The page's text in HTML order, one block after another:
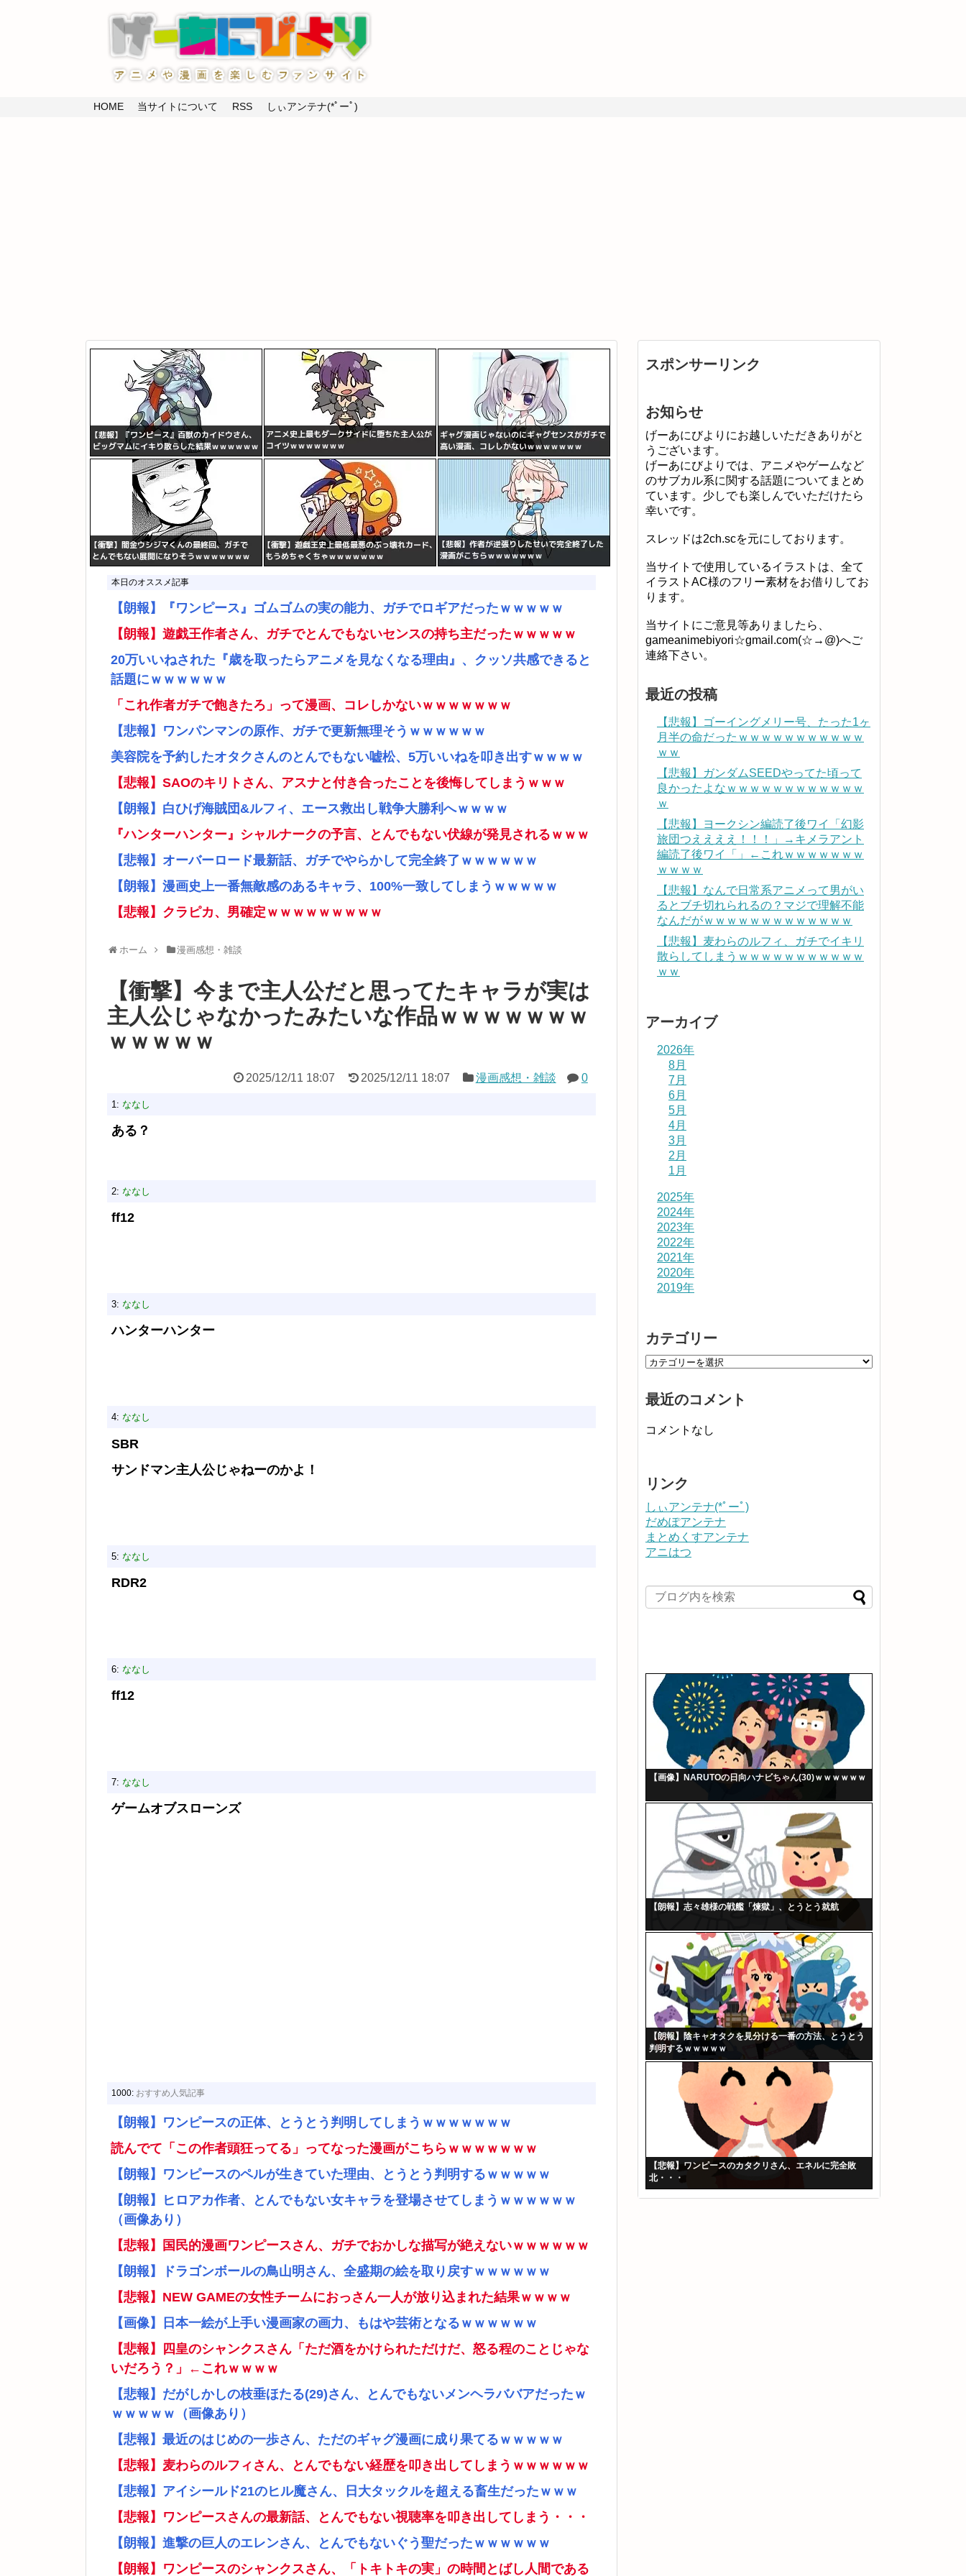
HOME 当サイトについて RSS しぃアンテナ(*ﾟーﾟ)
本日のオススメ記事
【朗報】『ワンピース』ゴムゴムの実の能力、ガチでロギアだったｗｗｗｗｗ
【朗報】遊戯王作者さん、ガチでとんでもないセンスの持ち主だったｗｗｗｗｗ
20万いいねされた『歳を取ったらアニメを見なくなる理由』、クッソ共感できると
話題にｗｗｗｗｗｗ
「これ作者ガチで飽きたろ」って漫画、コレしかないｗｗｗｗｗｗｗ
【悲報】ワンパンマンの原作、ガチで更新無理そうｗｗｗｗｗｗ
美容院を予約したオタクさんのとんでもない嘘松、5万いいねを叩き出すｗｗｗｗ
【悲報】SAOのキリトさん、アスナと付き合ったことを後悔してしまうｗｗｗ
【朗報】白ひげ海賊団&ルフィ、エース救出し戦争大勝利へｗｗｗｗ
『ハンターハンター』シャルナークの予言、とんでもない伏線が発見されるｗｗｗ
【悲報】オーバーロード最新話、ガチでやらかして完全終了ｗｗｗｗｗｗ
【朗報】漫画史上一番無敵感のあるキャラ、100%一致してしまうｗｗｗｗｗ
【悲報】クラピカ、男確定ｗｗｗｗｗｗｗｗｗ
ホーム 漫画感想・雑談
【衝撃】今まで主人公だと思ってたキャラが実は
主人公じゃなかったみたいな作品ｗｗｗｗｗｗｗ
ｗｗｗｗｗ
2025/12/11 18:07 2025/12/11 18:07 漫画感想・雑談 0
1: ななし
ある？
2: ななし
ff12
3: ななし
ハンターハンター
4: ななし
SBR
サンドマン主人公じゃねーのかよ！
5: ななし
RDR2
6: ななし
ff12
7: ななし
ゲームオブスローンズ
1000: おすすめ人気記事
【朗報】ワンピースの正体、とうとう判明してしまうｗｗｗｗｗｗｗ
読んでて「この作者頭狂ってる」ってなった漫画がこちらｗｗｗｗｗｗｗ
【朗報】ワンピースのペルが生きていた理由、とうとう判明するｗｗｗｗｗ
【朗報】ヒロアカ作者、とんでもない女キャラを登場させてしまうｗｗｗｗｗｗ
（画像あり）
【悲報】国民的漫画ワンピースさん、ガチでおかしな描写が絶えないｗｗｗｗｗｗ
【朗報】ドラゴンボールの鳥山明さん、全盛期の絵を取り戻すｗｗｗｗｗｗ
【悲報】NEW GAMEの女性チームにおっさん一人が放り込まれた結果ｗｗｗｗ
【画像】日本一絵が上手い漫画家の画力、もはや芸術となるｗｗｗｗｗｗ
【悲報】四皇のシャンクスさん「ただ酒をかけられただけだ、怒る程のことじゃな
いだろう？」←これｗｗｗｗ
【悲報】だがしかしの枝垂ほたる(29)さん、とんでもないメンヘラババアだったｗ
ｗｗｗｗｗ（画像あり）
【悲報】最近のはじめの一歩さん、ただのギャグ漫画に成り果てるｗｗｗｗｗ
【悲報】麦わらのルフィさん、とんでもない経歴を叩き出してしまうｗｗｗｗｗｗ
【悲報】アイシールド21のヒル魔さん、日大タックルを超える畜生だったｗｗｗ
【悲報】ワンピースさんの最新話、とんでもない視聴率を叩き出してしまう・・・
【朗報】進撃の巨人のエレンさん、とんでもないぐう聖だったｗｗｗｗｗｗ
【朗報】ワンピースのシャンクスさん、「トキトキの実」の時間とばし人間である
スポンサーリンク
お知らせ
げーあにびよりにお越しいただきありがと
うございます。
げーあにびよりでは、アニメやゲームなど
のサブカル系に関する話題についてまとめ
ています。少しでも楽しんでいただけたら
幸いです。
スレッドは2ch.scを元にしております。
当サイトで使用しているイラストは、全て
イラストAC様のフリー素材をお借りしてお
ります。
当サイトにご意見等ありましたら、
gameanimebiyori☆gmail.com(☆→@)へご
連絡下さい。
最近の投稿
【悲報】ゴーイングメリー号、たった1ヶ
月半の命だったｗｗｗｗｗｗｗｗｗｗｗ
ｗｗ
【悲報】ガンダムSEEDやってた頃って
良かったよなｗｗｗｗｗｗｗｗｗｗｗｗ
ｗ
【悲報】ヨークシン編読了後ワイ「幻影
旅団つええええ！！！」→キメラアント
編読了後ワイ「」←これｗｗｗｗｗｗｗ
ｗｗｗｗ
【悲報】なんで日常系アニメって男がい
るとブチ切れられるの？マジで理解不能
なんだがｗｗｗｗｗｗｗｗｗｗｗｗｗ
【悲報】麦わらのルフィ、ガチでイキリ
散らしてしまうｗｗｗｗｗｗｗｗｗｗｗ
ｗｗ
アーカイブ
2026年
8月
7月
6月
5月
4月
3月
2月
1月
2025年
2024年
2023年
2022年
2021年
2020年
2019年
カテゴリー
最近のコメント
コメントなし
リンク
しぃアンテナ(*ﾟーﾟ)
だめぽアンテナ
まとめくすアンテナ
アニはつ
【画像】NARUTOの日向ハナビちゃん(30)ｗｗｗｗｗｗ
【朗報】志々雄様の戦艦「煉獄」、とうとう就航
【朗報】陰キャオタクを見分ける一番の方法、とうとう
判明するｗｗｗｗｗ
【悲報】ワンピースのカタクリさん、エネルに完全敗
北・・・